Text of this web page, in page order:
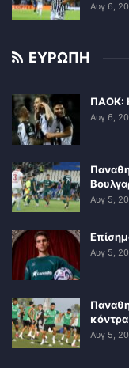
Αυγ 6,
ΕΥΡΩΠΗ
ΠΑΟΚ:
Αυγ 6,
Αυγ 5,
Αυγ 5,
Αυγ 5,